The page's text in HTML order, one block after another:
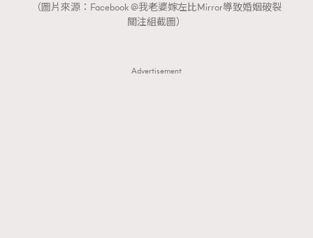
（圖片來源：Facebook @我老婆嫁左比Mirror導致婚姻破裂
關注組截圖）
Advertisement